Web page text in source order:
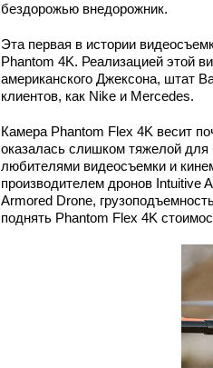
бездорожью внедорожник.
Эта первая в истории
Phantom 4K. Реализацией этой
американского Джексона, штат
клиентов, как Nike и Mercedes.
Камера Phantom Flex 4K весит
оказалась слишком тяжелой
любителями видеосъемки и
производителем дронов
Armored Drone,
поднять Phantom Flex 4K